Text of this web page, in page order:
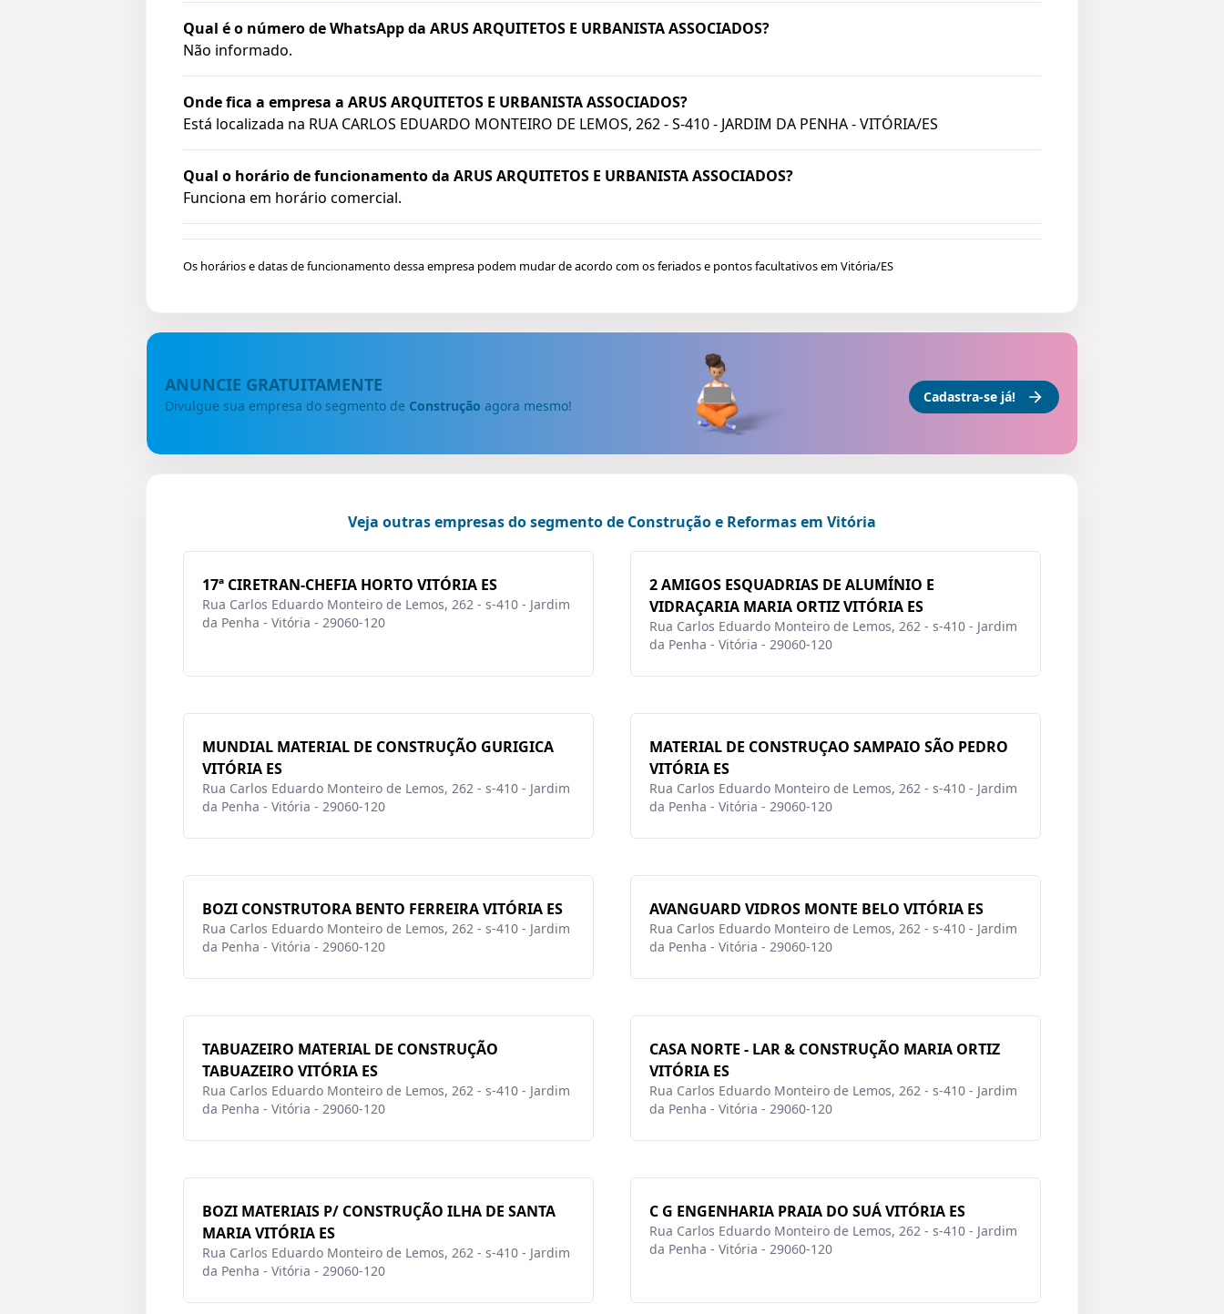
Qual é o número de WhatsApp da ARUS ARQUITETOS E URBANISTA ASSOCIADOS?
Não informado.
Onde fica a empresa a ARUS ARQUITETOS E URBANISTA ASSOCIADOS?
Está localizada na RUA CARLOS EDUARDO MONTEIRO DE LEMOS, 262 - S-410 - JARDIM DA PENHA - VITÓRIA/ES
Qual o horário de funcionamento da ARUS ARQUITETOS E URBANISTA ASSOCIADOS?
Funciona em horário comercial.
Os horários e datas de funcionamento dessa empresa podem mudar de acordo com os feriados e pontos facultativos em Vitória/ES
ANUNCIE GRATUITAMENTE
Divulgue sua empresa do segmento de Construção agora mesmo!
Cadastra-se já!
Veja outras empresas do segmento de Construção e Reformas em Vitória
17ª CIRETRAN-CHEFIA HORTO VITÓRIA ES
Rua Carlos Eduardo Monteiro de Lemos, 262 - s-410 - Jardim
da Penha - Vitória - 29060-120
2 AMIGOS ESQUADRIAS DE ALUMÍNIO E
VIDRAÇARIA MARIA ORTIZ VITÓRIA ES
Rua Carlos Eduardo Monteiro de Lemos, 262 - s-410 - Jardim
da Penha - Vitória - 29060-120
MUNDIAL MATERIAL DE CONSTRUÇÃO GURIGICA
VITÓRIA ES
Rua Carlos Eduardo Monteiro de Lemos, 262 - s-410 - Jardim
da Penha - Vitória - 29060-120
MATERIAL DE CONSTRUÇAO SAMPAIO SÃO PEDRO
VITÓRIA ES
Rua Carlos Eduardo Monteiro de Lemos, 262 - s-410 - Jardim
da Penha - Vitória - 29060-120
BOZI CONSTRUTORA BENTO FERREIRA VITÓRIA ES
Rua Carlos Eduardo Monteiro de Lemos, 262 - s-410 - Jardim
da Penha - Vitória - 29060-120
AVANGUARD VIDROS MONTE BELO VITÓRIA ES
Rua Carlos Eduardo Monteiro de Lemos, 262 - s-410 - Jardim
da Penha - Vitória - 29060-120
TABUAZEIRO MATERIAL DE CONSTRUÇÃO
TABUAZEIRO VITÓRIA ES
Rua Carlos Eduardo Monteiro de Lemos, 262 - s-410 - Jardim
da Penha - Vitória - 29060-120
CASA NORTE - LAR & CONSTRUÇÃO MARIA ORTIZ
VITÓRIA ES
Rua Carlos Eduardo Monteiro de Lemos, 262 - s-410 - Jardim
da Penha - Vitória - 29060-120
BOZI MATERIAIS P/ CONSTRUÇÃO ILHA DE SANTA
MARIA VITÓRIA ES
Rua Carlos Eduardo Monteiro de Lemos, 262 - s-410 - Jardim
da Penha - Vitória - 29060-120
C G ENGENHARIA PRAIA DO SUÁ VITÓRIA ES
Rua Carlos Eduardo Monteiro de Lemos, 262 - s-410 - Jardim
da Penha - Vitória - 29060-120